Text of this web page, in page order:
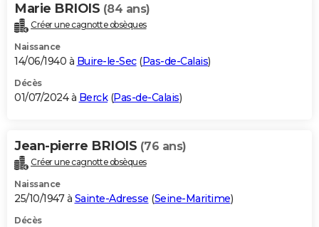
Marie BRIOIS (84 ans)
Créer une cagnotte obsèques
Naissance
14/06/1940 à Buire-le-Sec(Pas-de-Calais)
Décès
01/07/2024 à Berck(Pas-de-Calais)
Jean-pierre BRIOIS (76 ans)
Créer une cagnotte obsèques
Naissance
25/10/1947 à Sainte-Adresse (Seine-Maritime)
Décès